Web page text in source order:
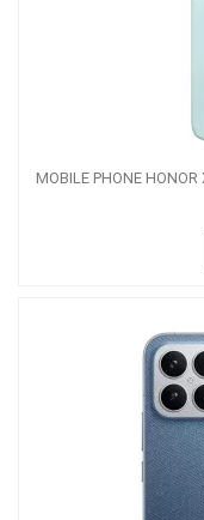
MOBILE PHONE